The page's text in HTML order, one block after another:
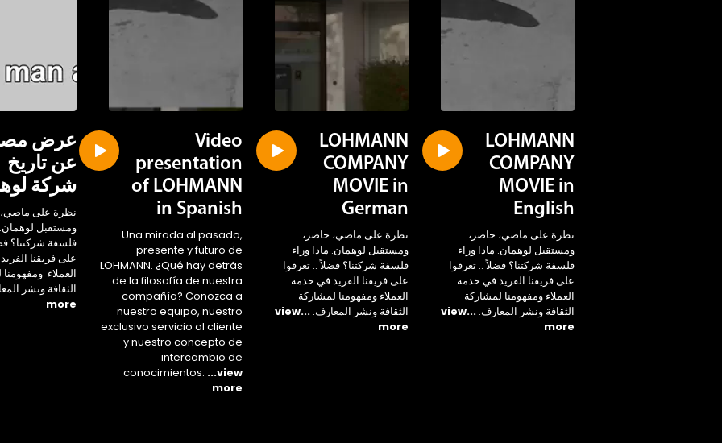
LOHMANN
COMPANY
MOVIE in
English
نظرة على ماضي، حاضر،
ومستقبل لوهمان. ماذا وراء
فلسفة شركتنا؟ فضلاً .. تعرفوا
على فريقنا الفريد في خدمة
العملاء ومفهومنا لمشاركة
الثقافة ونشر المعارف.
...view
more
LOHMANN
COMPANY
MOVIE in
German
نظرة على ماضي، حاضر،
ومستقبل لوهمان. ماذا وراء
فلسفة شركتنا؟ فضلاً .. تعرفوا
على فريقنا الفريد في خدمة
العملاء ومفهومنا لمشاركة
الثقافة ونشر المعارف.
...view
more
Video
presentation
of LOHMANN
in Spanish
Una mirada al pasado,
presente y futuro de
LOHMANN. ¿Qué hay detrás
de la filosofía de nuestra
compañía? Conozca a
nuestro equipo, nuestro
exclusivo servicio al cliente
y nuestro concepto de
intercambio de
conocimientos. ...view
more
عرض
عن تاريخ
شركة
نظرة على
ومستقبل لوهمان.
فلسفة شركتنا؟
على فريقنا
العملاء
الثقافة ونشر
more